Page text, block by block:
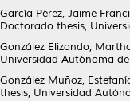
García Pérez, Jaime
Doctorado thesis,
González Elizondo,
Universidad Autónoma
González Muñoz,
thesis, Universidad